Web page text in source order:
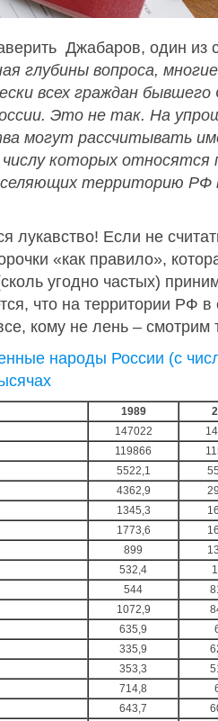
Джабаров, один из
глубины вопроса,
всех граждан
Это не так. На
могут рассчитывать
которых относятся
территорию РФ
лукавство! Если не
«как правило»,
угодно частых)
что на территории РФ
кому не лень – смотрим
народы России (с
1989
147022
119866
5522,1
4362,9
1345,3
1773,6
899
532,4
544
1072,9
635,9
335,9
353,3
714,8
643,7